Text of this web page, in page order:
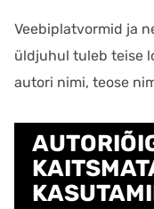
Veebiplatvormid ja
üldjuhul tuleb teise
autori nimi, teose